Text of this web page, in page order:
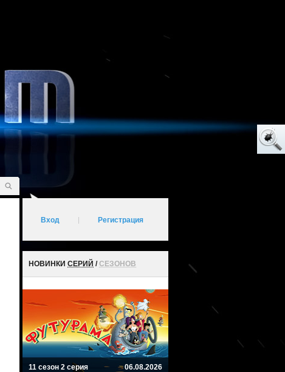
Вход Регистрация
НОВИНКИ СЕРИЙ /СЕЗОНОВ
11 сезон 2 серия 06.08.2026